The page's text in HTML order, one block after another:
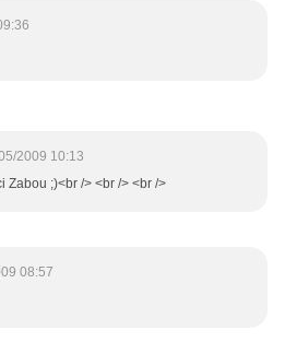
2009 10:13
Zabou ;)<br /> <br /> <br />
08:57